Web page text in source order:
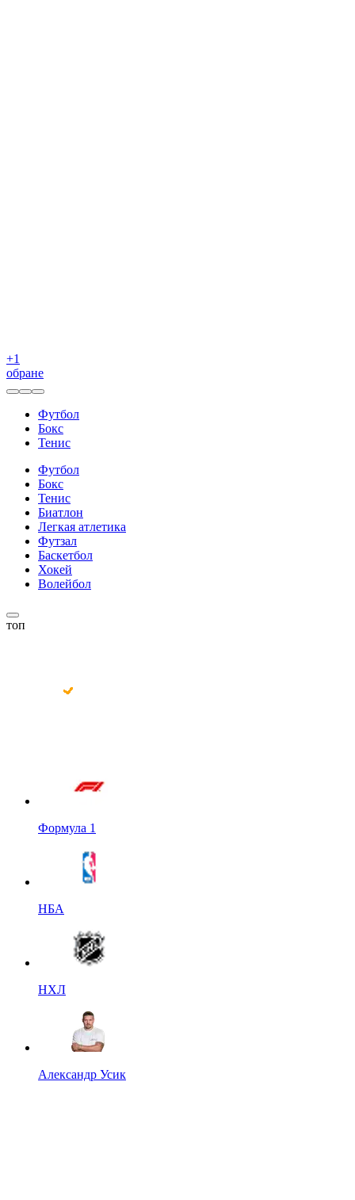
+1
обране
Футбол
Бокс
Тенис
Футбол
Бокс
Тенис
Биатлон
Легкая атлетика
Футзал
Баскетбол
Хокей
Волейбол
топ
Формула 1
НБА
НХЛ
Александр Усик